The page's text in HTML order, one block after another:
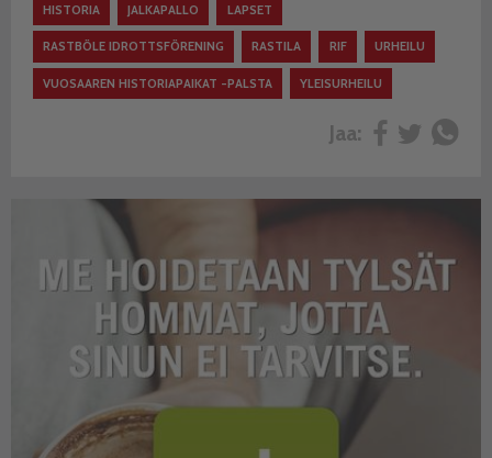
HISTORIA JALKAPALLO LAPSET
RASTBÖLE IDROTTSFÖRENING RASTILA RIF URHEILU
VUOSAAREN HISTORIAPAIKAT -PALSTA YLEISURHEILU
Jaa: